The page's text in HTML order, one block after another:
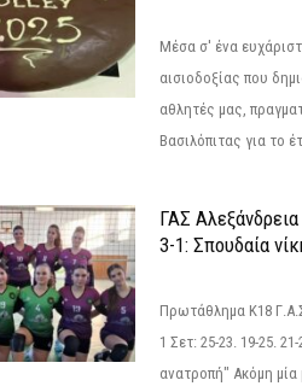
Μέσα σ' ένα
αισιοδοξίας που
αθλητές μας,
Βασιλόπιτας για το
ΓΑΣ
3-1: Σπουδαία
Πρωτάθλημα Κ18
1 Σετ: 25-23. 19-25.
ανατροπή" Ακόμη μία